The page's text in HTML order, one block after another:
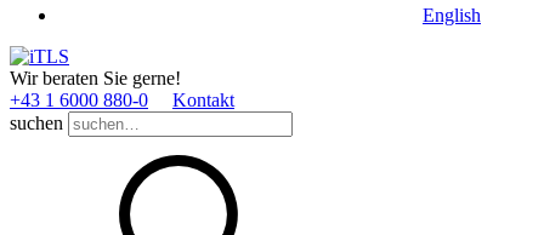
English
Wir beraten Sie gerne!
+43 1 6000 880­-0
Kontakt
suchen